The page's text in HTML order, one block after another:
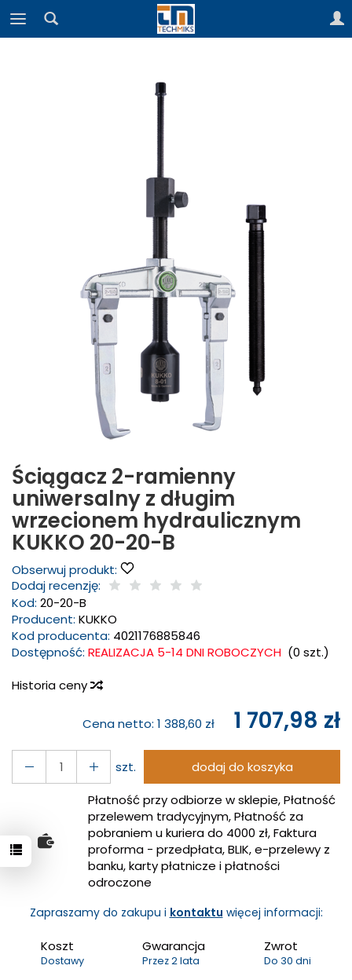
Ściągacz 2-ramienny
uniwersalny z długim
wrzecionem hydraulicznym
KUKKO 20-20-B
Obserwuj produkt:
Dodaj recenzję:
Kod: 20-20-B
Producent: KUKKO
Kod producenta: 4021176885846
Dostępność: REALIZACJA 5-14 DNI ROBOCZYCH (0 szt.)
Historia ceny
Cena netto: 1 388,60 zł 1 707,98 zł
szt.
dodaj do koszyka
Płatność przy odbiorze w sklepie, Płatność
przelewem tradycyjnym, Płatność za
pobraniem u kuriera do 4000 zł, Faktura
proforma - przedpłata, BLIK, e-przelewy z
banku, karty płatnicze i płatności
odroczone
Zapraszamy do zakupu i kontaktu więcej informacji:
Koszt
Dostawy
Gwarancja
Przez 2 lata
Zwrot
Do 30 dni